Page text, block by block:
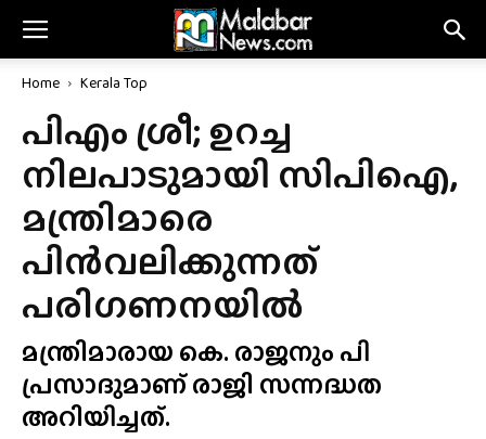
Home Kerala Top
പിഎം ശ്രീ; ഉറച്ച
നിലപാടുമായി സിപിഐ,
മന്ത്രിമാരെ
പിൻവലിക്കുന്നത്
പരിഗണനയിൽ
മന്ത്രിമാരായ കെ. രാജനും പി
പ്രസാദുമാണ് രാജി സന്നദ്ധത
അറിയിച്ചത്.